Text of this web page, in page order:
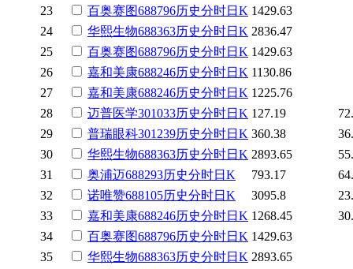
23
百奥赛图688796历史分时日K 1429.63
24
华熙生物688363历史分时日K 2836.47
25
百奥赛图688796历史分时日K 1429.63
26
嘉和美康688246历史分时日K 1130.86
27
嘉和美康688246历史分时日K 1225.76
28
迈普医学301033历史分时日K 127.19
29
普瑞眼科301239历史分时日K 360.38
30
华熙生物688363历史分时日K 2893.65
31
奥浦迈688293历史分时日K 793.17
32
诺唯赞688105历史分时日K 3095.8
33
嘉和美康688246历史分时日K 1268.45
34
百奥赛图688796历史分时日K 1429.63
35
华熙生物688363历史分时日K 2893.65